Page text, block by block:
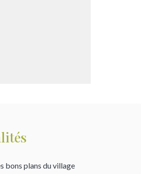
bons plans du village